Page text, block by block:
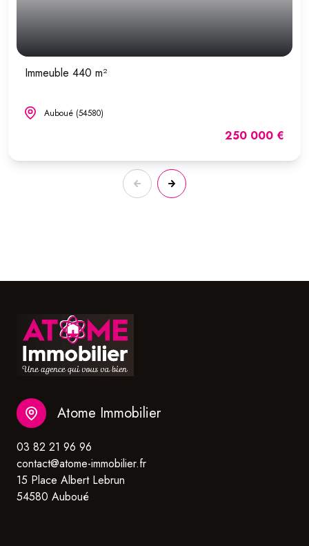
Immeuble 440 m²
Auboué (54580)
250 000 €
Atome Immobilier
03 82 21 96 96
contact@atome-immobilier.fr
15 Place Albert Lebrun
54580 Auboué